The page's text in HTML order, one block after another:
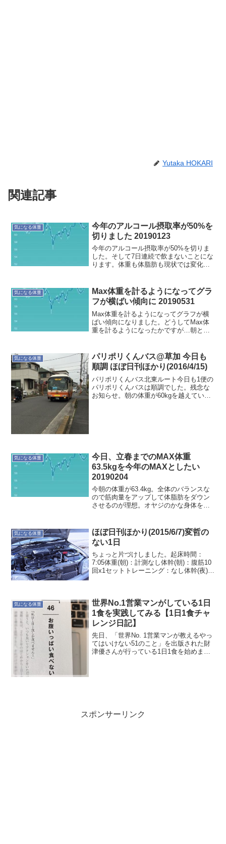
Yutaka HOKARI
関連記事
気になる体重
今年のアルコール摂取率が50%を
切りました 20190123
今年のアルコール摂取率が50%を切りま
した。そして7日連続で飲まないことにな
ります。体重も体脂肪も現状では変化な
待ちましょう。ただし過去の傾向をみる
と、今頃が体重が増え...
気になる体重
Max体重を計るようになってグラ
フが横ばい傾向に 20190531
Max体重を計るようになってグラフが横
ばい傾向になりました。どうしてMax体
重を計るようになったかですが…朝と晩
です。バランスが大事なので、食事を調
整した方が良いのか...
気になる体重
パリポリくんバス@草加 今日も
順調 ほぼ日刊ほかり(2016/4/15)
パリポリくんバス北東ルート今日も1便の
パリポリくんバスは順調でした。残念な
お知らせ。朝の体重が60kgを越えていま
気になる体重
今日、立春までのMAX体重
63.5kgを今年のMAXとしたい
20190204
今朝の体重が63.4kg。全体のバランスな
ので筋肉量をアップして体脂肪をダウン
させるのが理想。オヤジのかな身体をア
して暴飲暴食を避ければ…そのうちシュ
ッとなりますよ！
気になる体重
ほぼ日刊ほかり(2015/6/7)変哲の
ない1日
ちょっと片づけしました。起床時間：
7:05体重(朝)：計測なし体幹(朝)：腹筋10
回x1セットトレーニング：なし体幹(夜)：
気になる体重
世界No.1営業マンがしている1日
1食を実践してみる【1日1食チャ
レンジ日記】
先日、「世界No. 1営業マンが教えるやっ
てはいけない51のこと」を出版された財
津優さんが行っている1日1食を始めまし
スポンサーリンク